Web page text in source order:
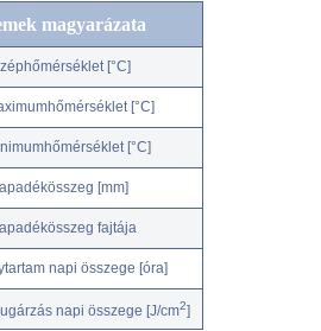
magyarázata
[°C]
[°C]
[°C]
[mm]
fajtája
napi összege [óra]
napi összege [J/cm2]